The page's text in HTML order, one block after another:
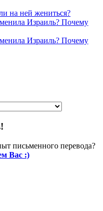
на ней жениться?
Израиль? Почему
Израиль? Почему
письменного перевода?
Вас :)